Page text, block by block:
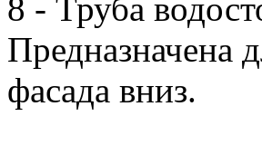
8 - Труба
Предназначена
фасада вниз.